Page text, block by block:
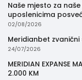
Naše mjesto za
uposlenicima
trenutak
02/08/2026
Meridianbet
24/07/2026
MERIDIAN EXPANSE
2.000 KM